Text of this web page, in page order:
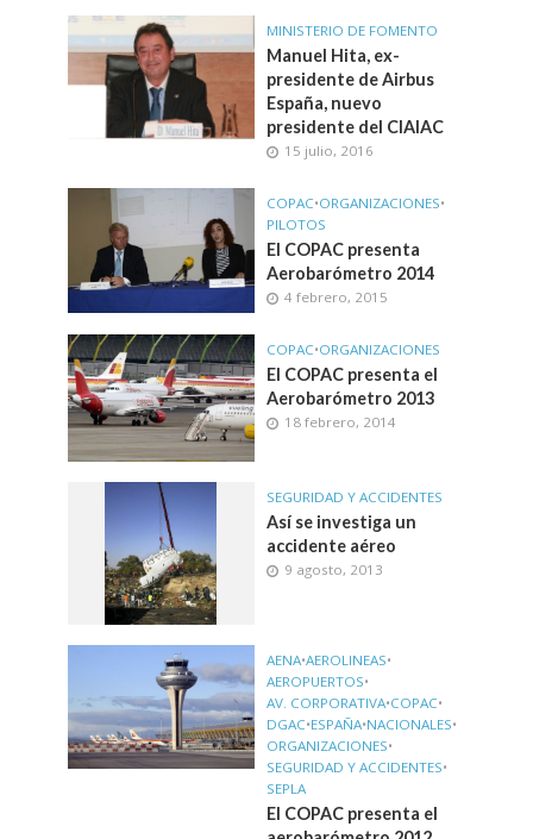
MINISTERIO DE FOMENTO
Manuel Hita, ex-
presidente de Airbus
España, nuevo
presidente del CIAIAC
15 julio, 2016
COPAC•ORGANIZACIONES•
PILOTOS
El COPAC presenta
Aerobarómetro 2014
4 febrero, 2015
COPAC•ORGANIZACIONES
El COPAC presenta el
Aerobarómetro 2013
18 febrero, 2014
SEGURIDAD Y ACCIDENTES
Así se investiga un
accidente aéreo
9 agosto, 2013
AENA•AEROLINEAS•
AEROPUERTOS•
AV. CORPORATIVA•COPAC•
DGAC•ESPAÑA•NACIONALES•
ORGANIZACIONES•
SEGURIDAD Y ACCIDENTES•
SEPLA
El COPAC presenta el